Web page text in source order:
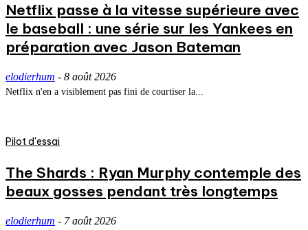
Netflix passe à la vitesse supérieure avec
le baseball : une série sur les Yankees en
préparation avec Jason Bateman
elodierhum - 8 août 2026
Netflix n'en a visiblement pas fini de courtiser la...
Pilot d'essai
The Shards : Ryan Murphy contemple des
beaux gosses pendant très longtemps
elodierhum - 7 août 2026